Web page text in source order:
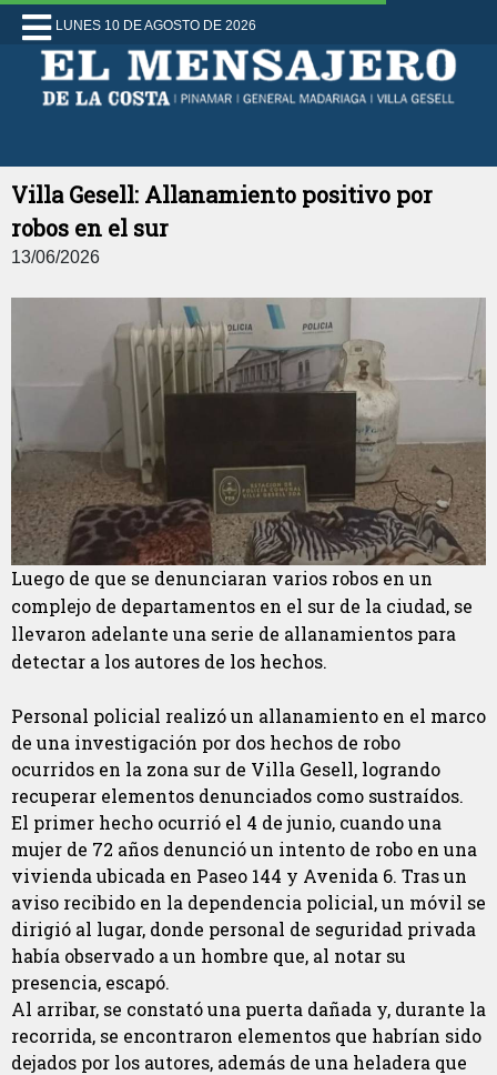
LUNES 10 DE AGOSTO DE 2026
Villa Gesell: Allanamiento positivo por
robos en el sur
13/06/2026
Luego de que se denunciaran varios robos en un
complejo de departamentos en el sur de la ciudad, se
llevaron adelante una serie de allanamientos para
detectar a los autores de los hechos.
Personal policial realizó un allanamiento en el marco
de una investigación por dos hechos de robo
ocurridos en la zona sur de Villa Gesell, logrando
recuperar elementos denunciados como sustraídos.
El primer hecho ocurrió el 4 de junio, cuando una
mujer de 72 años denunció un intento de robo en una
vivienda ubicada en Paseo 144 y Avenida 6. Tras un
aviso recibido en la dependencia policial, un móvil se
dirigió al lugar, donde personal de seguridad privada
había observado a un hombre que, al notar su
presencia, escapó.
Al arribar, se constató una puerta dañada y, durante la
recorrida, se encontraron elementos que habrían sido
dejados por los autores, además de una heladera que